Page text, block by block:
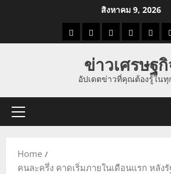
สิงหาคม 9, 2026
ราคาแนว
ราคา
ทอง
ข่าว
นี้
ข่าว
ดูด
ข่าวเศรษฐ
อัปเดตข่าวที่คุณต้องรู้ในทุ
Primary
Home
คนละครึ่ง คาดเริ่มภายในเดือนแรก หลัง